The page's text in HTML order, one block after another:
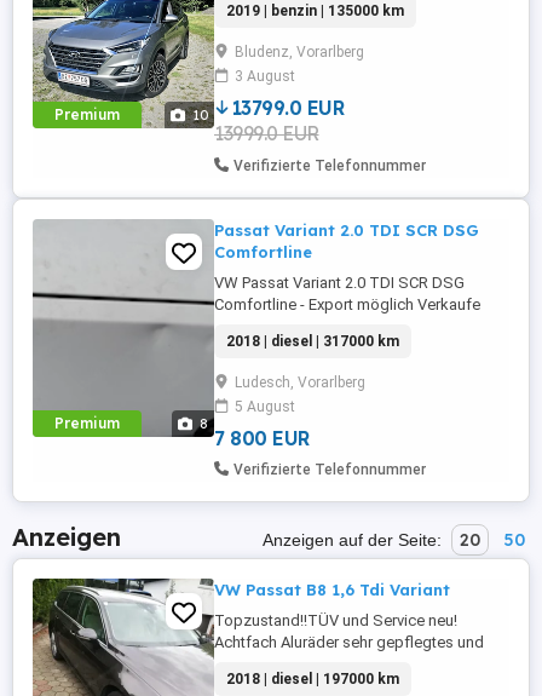
Premium 10
Preis ist VHB
2019 | benzin | 135000 km
Bludenz, Vorarlberg
3 August
13799.0 EUR
13999.0 EUR
Verifizierte Telefonnummer
Premium 8
Passat Variant 2.0 TDI SCR DSG
Comfortline
VW Passat Variant 2.0 TDI SCR DSG
Comfortline - Export möglich Verkaufe
2018. 2.0 TDI, 150 PS DSG-Automatik
315.000 km Pickerl gültig bis 06 2026
Comfortline-Ausstattung Fahrzeug ist
fahrbereit und wird noch täglich genutzt.
Alters- und kilometerbedingte
Gebrauchsspuren ...
2018 | diesel | 317000 km
Ludesch, Vorarlberg
5 August
7 800 EUR
Verifizierte Telefonnummer
Anzeigen Anzeigen auf der Seite: 20 50
VW Passat B8 1,6 Tdi Variant
Topzustand!!TÜV und Service neu!
Achtfach Aluräder sehr gepflegtes und
Distronic,Navigation ect! TÜV 12 2026
2018 | diesel | 197000 km